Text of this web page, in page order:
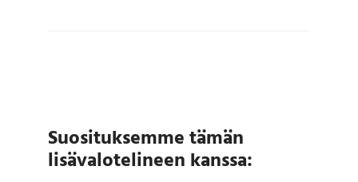
Suosituksemme tämän
lisävalotelineen kanssa: